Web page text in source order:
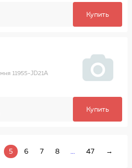
Купить
11955-JD21A
Купить
5 6 7 8 ... 47 →